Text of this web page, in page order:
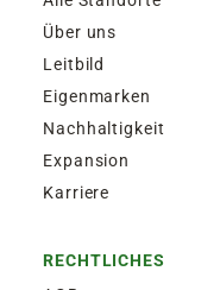
Über uns
Leitbild
Eigenmarken
Nachhaltigkeit
Expansion
Karriere
RECHTLICHES